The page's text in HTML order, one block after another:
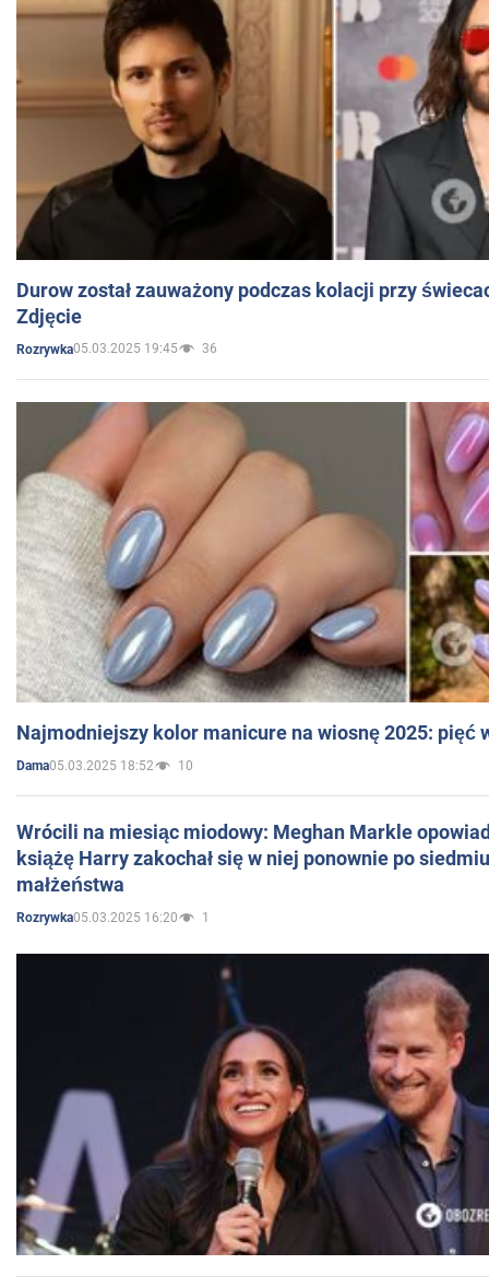
Durow został zauważony podczas kolacji przy
Zdjęcie
Rozrywka05.03.2025 19:45 36
Najmodniejszy kolor manicure na wiosnę 2025: pięć
Dama05.03.2025 18:52 10
Wrócili na miesiąc miodowy: Meghan Markle
książę Harry zakochał się w niej ponownie po
małżeństwa
Rozrywka05.03.2025 16:20 1